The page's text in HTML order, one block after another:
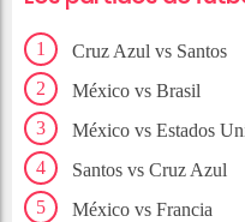
Cruz Azul vs Santos
México vs Brasil
México vs Estados
Santos vs Cruz Azul
México vs Francia